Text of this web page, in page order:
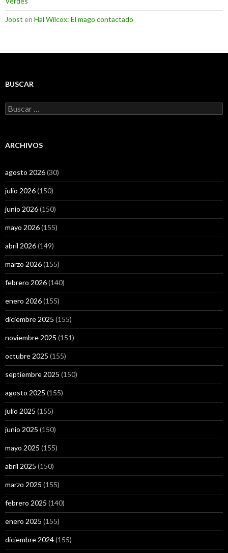
Joost en Hal Wilcox: El mago contactado
BUSCAR
Buscar:
ARCHIVOS
agosto 2026(30)
julio 2026(150)
junio 2026(150)
mayo 2026(155)
abril 2026(149)
marzo 2026(155)
febrero 2026(140)
enero 2026(155)
diciembre 2025 (155)
noviembre 2025 (151)
octubre 2025 (155)
septiembre 2025 (150)
agosto 2025 (155)
julio 2025 (155)
junio 2025 (150)
mayo 2025 (155)
abril 2025 (150)
marzo 2025 (155)
febrero 2025 (140)
enero 2025 (155)
diciembre 2024(155)